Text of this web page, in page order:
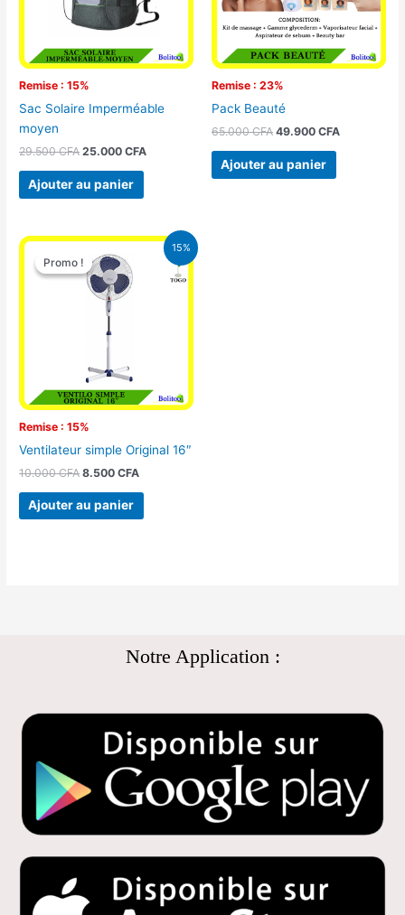
Remise : 15%
Sac Solaire Imperméable
moyen
29.500CFA 25.000CFA
Ajouter au panier
Remise : 23%
Pack Beauté
65.000CFA 49.900 CFA
Ajouter au panier
15%
Promo !
Remise : 15%
Promo !
Ventilateur simple Original 16″
10.000CFA
Le
prix
initial
était :
10.000 CFA.
8.500CFA
Le
Ajouter au panier
Notre Application :